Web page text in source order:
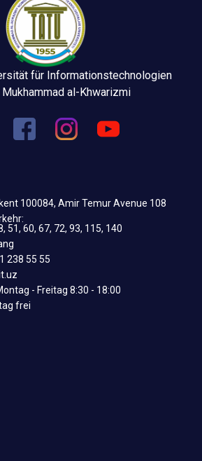
für Informationstechnologien
al-Khwarizmi
100084, Amir Temur Avenue 108
51, 60, 67, 72, 93, 115, 140
238 55 55
- Freitag 8:30 - 18:00
frei